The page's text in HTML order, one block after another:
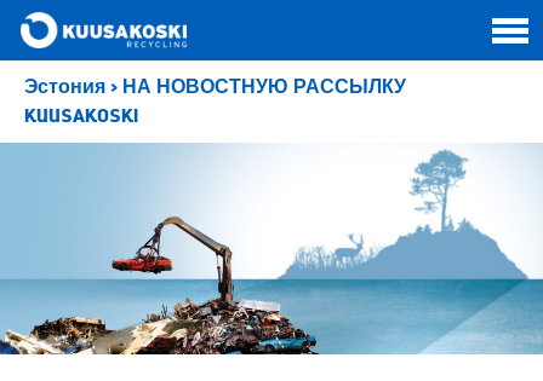
Эстония > НА НОВОСТНУЮ РАССЫЛКУ
KUUSAKOSKI